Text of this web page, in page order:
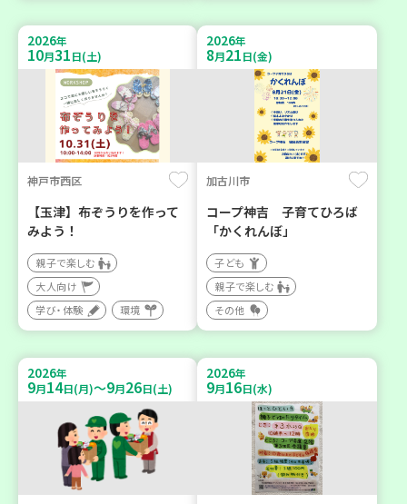
2026年
10月31日(土)
神戸市西区
【玉津】布ぞうりを作って
みよう！
親子で楽しむ
大人向け
学び・体験
環境
2026年
8月21日(金)
加古川市
コープ神吉 子育てひろば
「かくれんぼ」
子ども
親子で楽しむ
その他
2026年
9月14日(月)～9月26日(土)
2026年
9月16日(水)